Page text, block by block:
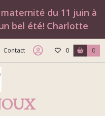
maternité du 11 juin à
bel été! Charlotte
Contact 0 0